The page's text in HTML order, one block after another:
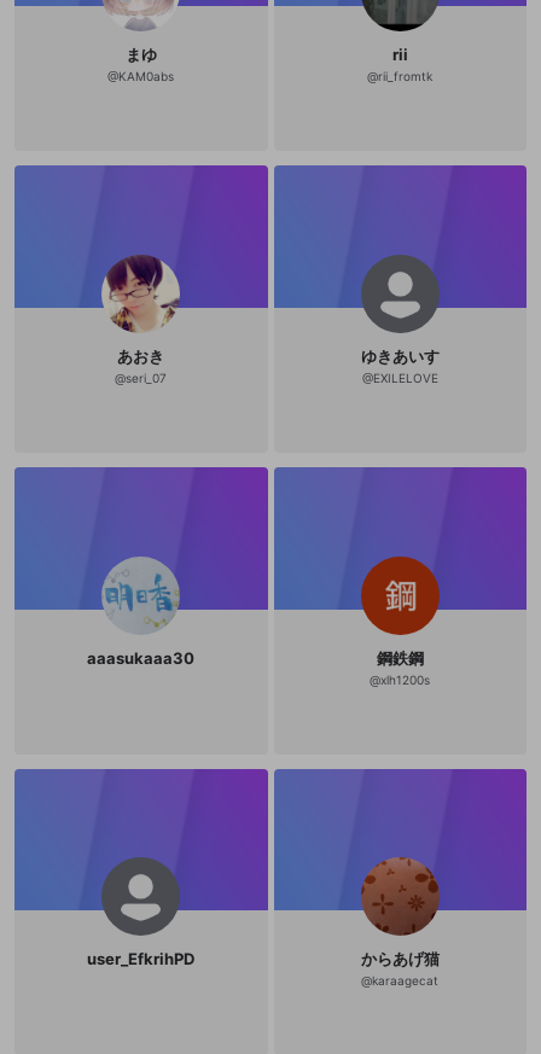
まゆ
@KAM0abs
rii
@rii_fromtk
あおき
@seri_07
ゆきあいす
@EXILELOVE
aaasukaaa30 鋼鉄鋼
@xlh1200s
user_EfkrihPD からあげ猫
@karaagecat